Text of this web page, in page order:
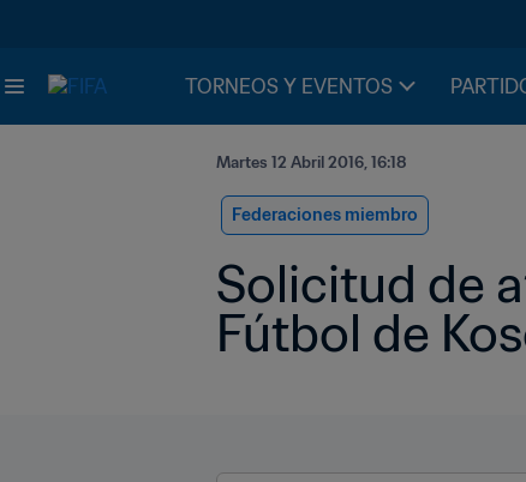
TORNEOS Y EVENTOS
Martes 12 Abril 2016, 16:18
Federaciones miembro
Solicitud de
Fútbol de